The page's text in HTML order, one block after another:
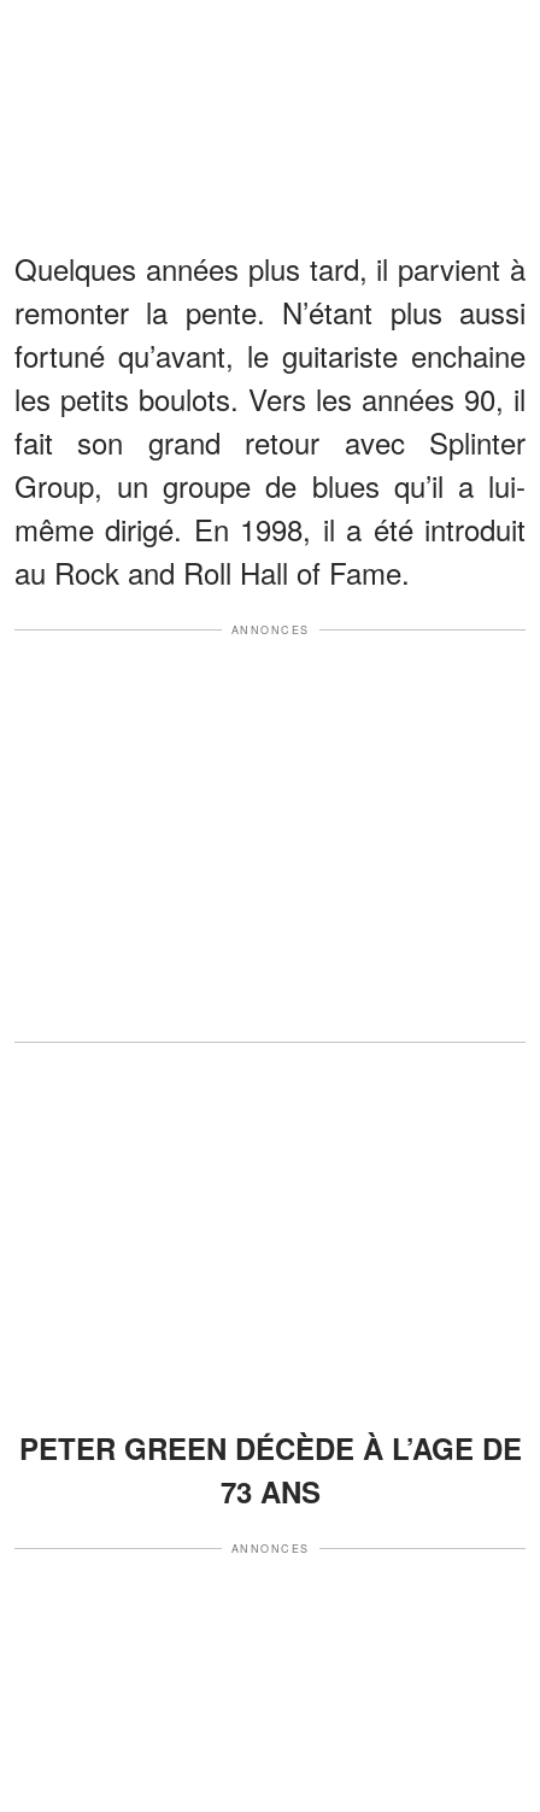
Quelques années plus tard, il parvient à
remonter la pente. N’étant plus aussi
fortuné qu’avant, le guitariste enchaine
les petits boulots. Vers les années 90, il
fait son grand retour avec Splinter
Group, un groupe de blues qu’il a lui-
même dirigé. En 1998, il a été introduit
au Rock and Roll Hall of Fame.
ANNONCES
PETER GREEN DÉCÈDE À L’AGE DE
73 ANS
ANNONCES